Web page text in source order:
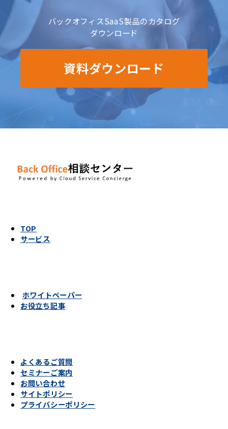
バックオフィスSaaS製品のカタログ
ダウンロード
資料ダウンロード
TOP
サービス
ホワイトペーパー
お役立ち記事
よくあるご質問
セミナーご案内
お問い合わせ
サイトポリシー
プライバシーポリシー